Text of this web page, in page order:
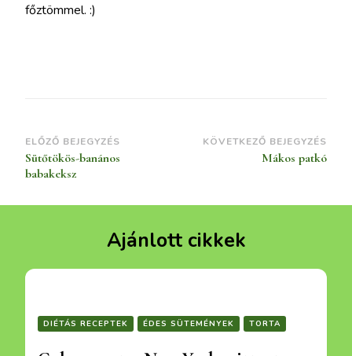
főztömmel. :)
Bejegyzések
navigációja
ELŐZŐ BEJEGYZÉS
Sütőtökös-banános
babakeksz
KÖVETKEZŐ BEJEGYZÉS
Mákos patkó
Ajánlott cikkek
DIÉTÁS RECEPTEK ÉDES SÜTEMÉNYEK TORTA